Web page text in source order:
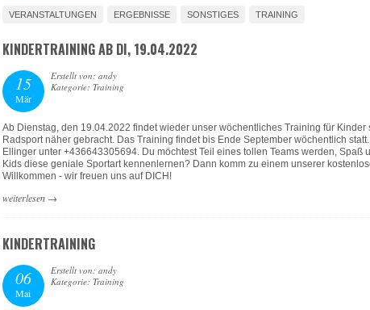
VERANSTALTUNGEN ERGEBNISSE SONSTIGES TRAINING
KINDERTRAINING AB DI, 19.04.2022
15
Mär
Erstellt von: andy
Kategorie: Training
Ab Dienstag, den 19.04.2022 findet wieder unser wöchentliches Training für
Radsport näher gebracht. Das Training findet bis Ende September wöchentlich
Ellinger unter +436643305694. Du möchtest Teil eines tollen Teams werden,
Kids diese geniale Sportart kennenlernen? Dann komm zu einem unserer
Willkommen - wir freuen uns auf DICH!
weiterlesen→
KINDERTRAINING
06
Mai
Erstellt von: andy
Kategorie: Training